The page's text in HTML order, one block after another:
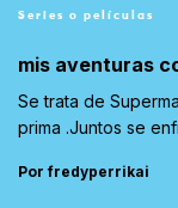
Series o películas
mis aventuras
Se trata de
prima .Juntos se
Por fredyperrikai